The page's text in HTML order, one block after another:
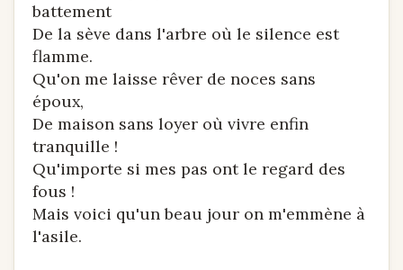
battement
De la sève dans l'arbre où le silence est
flamme.
Qu'on me laisse rêver de noces sans
époux,
De maison sans loyer où vivre enfin
tranquille !
Qu'importe si mes pas ont le regard des
fous !
Mais voici qu'un beau jour on m'emmène à
l'asile.